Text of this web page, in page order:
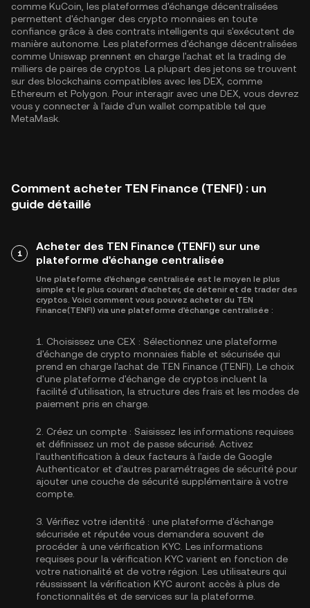
comme KuCoin, les plateformes d'échange décentralisées
permettent d'échanger des crypto monnaies en toute
confiance grâce à des contrats intelligents qui s'exécutent de
manière autonome. Les plateformes d'échange décentralisées
comme Uniswap prennent en charge l'achat et la trading de
milliers de paires de cryptos. La plupart des jetons se trouvent
sur des blockchains compatibles avec les DEX, comme
Ethereum et Polygon . Pour interagir avec une DEX, vous devrez
vous y connecter à l'aide d'un wallet compatible tel que
MetaMask.
Comment acheter TEN Finance (TENFI) : un
guide détaillé
1
Acheter des TEN Finance (TENFI) sur une
plateforme d'échange centralisée
Une plateforme d'échange centralisée est le moyen le plus
simple et le plus courant d'acheter, de détenir et de trader des
cryptos. Voici comment vous pouvez acheter du TEN
Finance(TENFI) via une plateforme d'échange centralisée :
1. Choisissez une CEX : Sélectionnez une plateforme
d'échange de crypto monnaies fiable et sécurisée qui
prend en charge l'achat de TEN Finance (TENFI). Le choix
d'une plateforme d'échange de cryptos incluent la
facilité d'utilisation, la structure des frais et les modes de
paiement pris en charge.
2. Créez un compte : Saisissez les informations requises
et définissez un mot de passe sécurisé. Activez
l'authentification à deux facteurs à l'aide de Google
Authenticator et d'autres paramétrages de sécurité pour
ajouter une couche de sécurité supplémentaire à votre
compte.
3. Vérifiez votre identité : une plateforme d'échange
sécurisée et réputée vous demandera souvent de
procéder à une vérification KYC. Les informations
requises pour la vérification KYC varient en fonction de
votre nationalité et de votre région. Les utilisateurs qui
réussissent la vérification KYC auront accès à plus de
fonctionnalités et de services sur la plateforme.